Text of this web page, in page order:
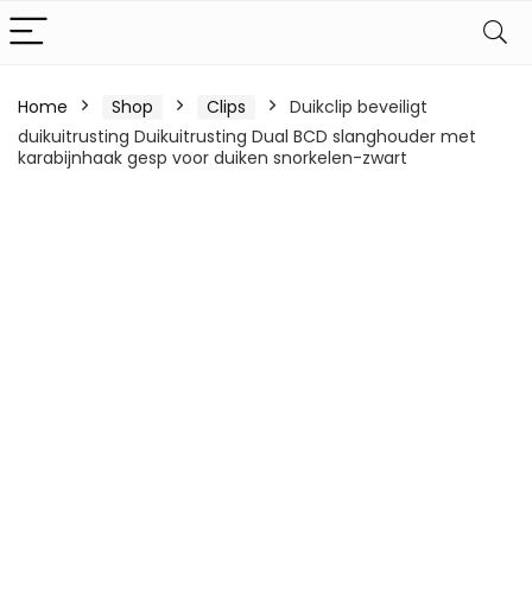
Home Shop Clips
Duikclip beveiligt
duikuitrusting Duikuitrusting Dual BCD slanghouder met
karabijnhaak gesp voor duiken snorkelen-zwart